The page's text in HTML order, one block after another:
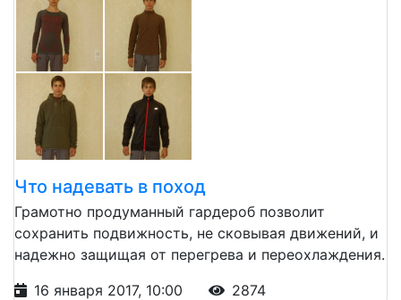
Что надевать в поход
Грамотно продуманный гардероб позволит
сохранить подвижность, не сковывая движений, и
надежно защищая от перегрева и переохлаждения.
16 января 2017, 10:00
2874